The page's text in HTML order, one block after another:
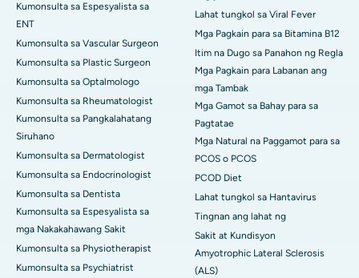
Kumonsulta sa Espesyalista sa
ENT
Kumonsulta sa Vascular Surgeon
Kumonsulta sa Plastic Surgeon
Kumonsulta sa Optalmologo
Kumonsulta sa Rheumatologist
Kumonsulta sa Pangkalahatang
Siruhano
Kumonsulta sa Dermatologist
Kumonsulta sa Endocrinologist
Kumonsulta sa Dentista
Kumonsulta sa Espesyalista sa
mga Nakakahawang Sakit
Kumonsulta sa Physiotherapist
Kumonsulta sa Psychiatrist
Lahat tungkol sa Viral Fever
Mga Pagkain para sa Bitamina B12
Itim na Dugo sa Panahon ng Regla
Mga Pagkain para Labanan ang
mga Tambak
Mga Gamot sa Bahay para sa
Pagtatae
Mga Natural na Paggamot para sa
PCOS o PCOS
PCOD Diet
Lahat tungkol sa Hantavirus
Tingnan ang lahat ng
Sakit at Kundisyon
Amyotrophic Lateral Sclerosis
(ALS)